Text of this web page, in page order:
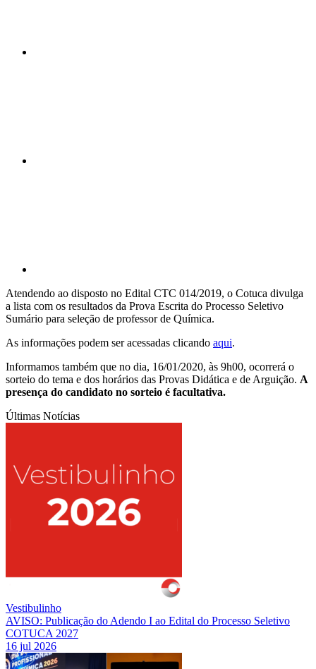
Atendendo ao disposto no Edital CTC 014/2019, o Cotuca divulga
a lista com os resultados da Prova Escrita do Processo Seletivo
Sumário para seleção de professor de Química.
As informações podem ser acessadas clicando aqui.
Informamos também que no dia, 16/01/2020, às 9h00, ocorrerá o
sorteio do tema e dos horários das Provas Didática e de Arguição. A
presença do candidato no sorteio é facultativa.
Últimas Notícias
Vestibulinho
AVISO: Publicação do Adendo I ao Edital do Processo Seletivo
COTUCA 2027
16 jul 2026